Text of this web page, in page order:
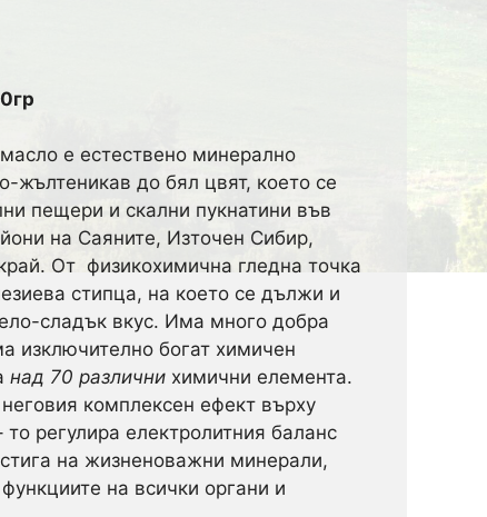
е естествено минерално
жълтеникав до бял цвят, което се
пещери и скални пукнатини във
на Саяните, Източен Сибир,
От физикохимична гледна точка
стипца, на което се дължи и
сладък вкус. Има много добра
изключително богат химичен
над 70 различнихимични елемента.
комплексен ефект върху
регулира електролитния баланс
на жизненоважни минерали,
на всички органи и